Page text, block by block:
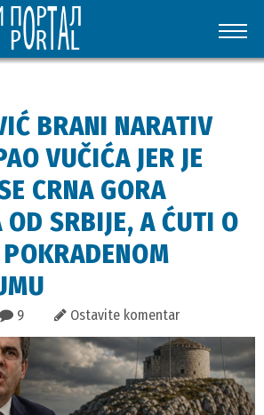
BRANI NARATIV
VUČIĆA JER JE
CRNA GORA
OD SRBIJE, A ĆUTI O
9 Ostavite komentar